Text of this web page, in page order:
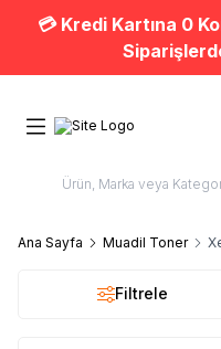
💳 Kredi Kartına 0
Ana Sayfa Muadil Toner
Filtrele